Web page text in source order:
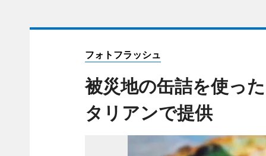
フォトフラッシュ
被災地の缶詰を使っ
タリアンで提供